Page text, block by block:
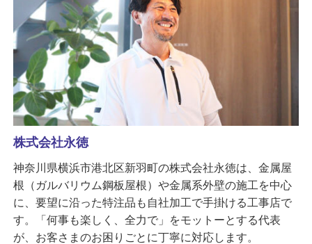
株式会社永徳
神奈川県横浜市港北区新羽町の株式会社永徳は、金属屋
根（ガルバリウム鋼板屋根）や金属系外壁の施工を中心
に、要望に沿った特注品も自社加工で手掛ける工事店で
す。「何事も楽しく、全力で」をモットーとする代表
が、お客さまのお困りごとに丁寧に対応します。